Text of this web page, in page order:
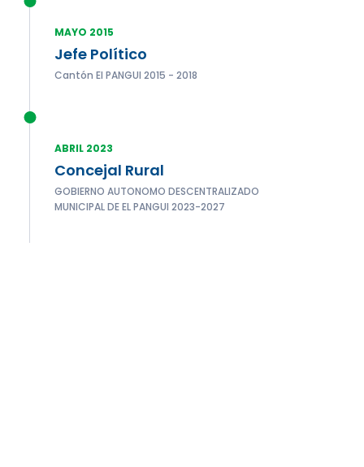
MAYO 2015
Jefe Político
Cantón El PANGUI 2015 - 2018
ABRIL 2023
Concejal Rural
GOBIERNO AUTONOMO DESCENTRALIZADO
MUNICIPAL DE EL PANGUI 2023-2027